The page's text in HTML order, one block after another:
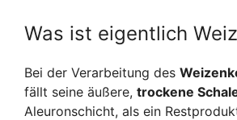
Was ist eigentlich
Bei der Verarbeitung des
fällt seine äußere, trockene
Aleuronschicht, als ein